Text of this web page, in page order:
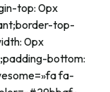
top: 0px
top-
0px
bottom:
fa-